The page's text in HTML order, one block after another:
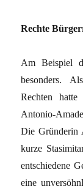
Rechte
Am Beispiel
besonders.
Rechten
Antonio-
Die Gründerin
kurze
entschiedene
eine